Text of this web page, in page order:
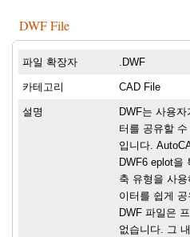
DWF File
파일 확장자 .DWF
카테고리 CAD File
설명
DWF는 사용
터를 공유할
입니다.
DWF6 eplot을
축 유형을 사
이터를 쉽게
DWF 파일은
없습니다. 그